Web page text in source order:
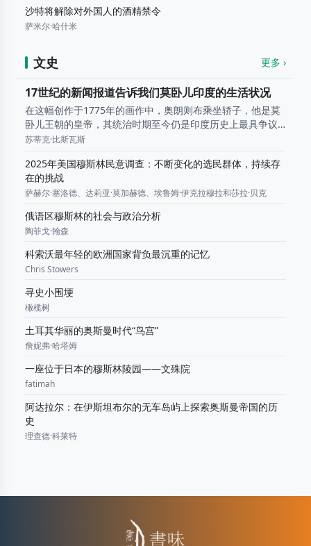
沙特将解除对外国人的酒精禁令
萨米尔·哈什米
文史 更多 ›
17世纪的新闻报道告诉我们莫卧儿印度的生活状况
在这幅创作于1775年的画作中，奥朗则布乘坐轿子，他是莫
卧儿王朝的皇帝，其统治时期至今仍是印度历史上最具争议
的时期之一。当欧洲还在发明报纸的时候，莫卧儿王朝统治
苏蒂克·比斯瓦斯
2025年美国穆斯林民意调查：不断变化的选民群体，持续存
在的挑战
萨赫尔·塞洛德、达莉亚·莫加赫德、埃鲁姆·伊克拉穆拉和莎拉·贝克
俄语区穆斯林的社会与政治分析
陶菲戈·翰森
科索沃最年轻的欧洲国家背负最沉重的记忆
Chris Stowers
寻史小围埂
橄榄树
土耳其华丽的奥斯曼时代“鸟宫”
詹妮弗·哈塔姆
一座位于日本的穆斯林陵园——文殊院
fatimah
阿达拉尔：在伊斯坦布尔的无车岛屿上探索奥斯曼帝国的历
史
理查德·科莱特